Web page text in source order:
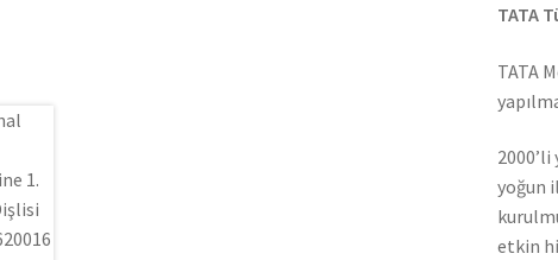
TATA
TATA
yoğun
etkin